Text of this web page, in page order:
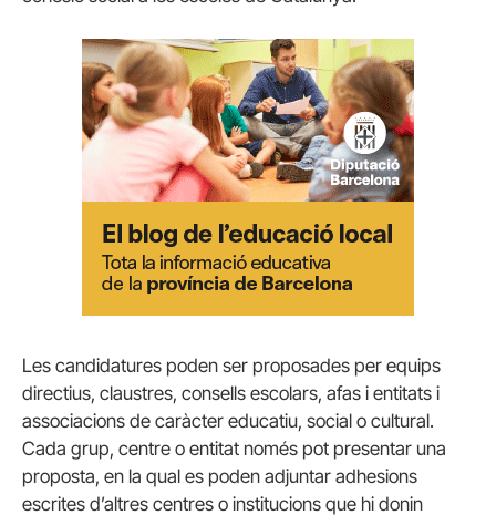
Les candidatures poden ser proposades per equips
directius, claustres, consells escolars, afas i entitats i
associacions de caràcter educatiu, social o cultural.
Cada grup, centre o entitat només pot presentar una
proposta, en la qual es poden adjuntar adhesions
escrites d’altres centres o institucions que hi donin